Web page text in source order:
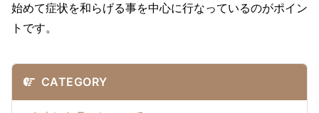
始めて症状を和らげる事を中心に行なっているのがポイン
トです。
CATEGORY